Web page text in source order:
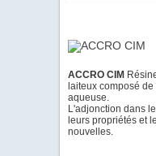
ACCRO CIM
laiteux composé
aqueuse.
L'adjonction dans
leurs propriétés et
nouvelles.